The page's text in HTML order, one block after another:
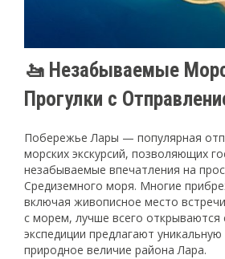
🚤 Незабываемые
Прогулки с
Побережье Лары — популярная
морских экскурсий, позволяющих
незабываемые впечатления на
Средиземного моря. Многие
включая живописное место
с морем, лучше всего открываются
экспедиции предлагают уникальную
природное величие района Лара.